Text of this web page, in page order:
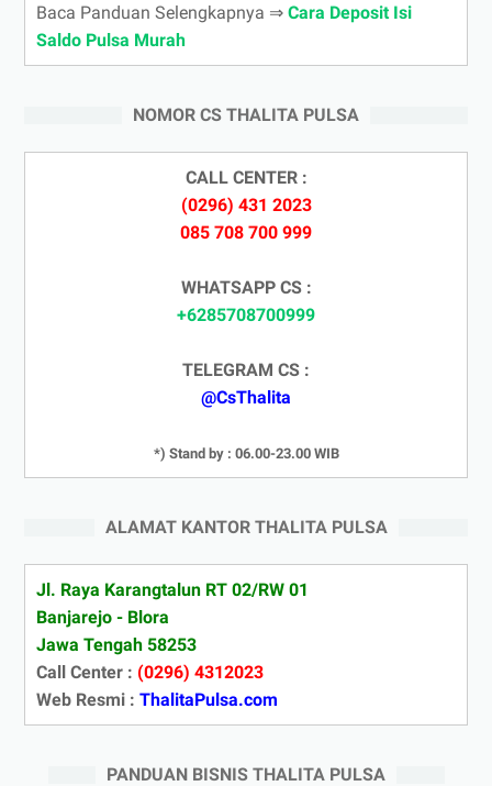
Baca Panduan Selengkapnya ⇒ Cara Deposit Isi
Saldo Pulsa Murah
NOMOR CS THALITA PULSA
CALL CENTER :
(0296) 431 2023
085 708 700 999
WHATSAPP CS :
+6285708700999
TELEGRAM CS :
@CsThalita
*) Stand by : 06.00-23.00 WIB
ALAMAT KANTOR THALITA PULSA
Jl. Raya Karangtalun RT 02/RW 01
Banjarejo - Blora
Jawa Tengah 58253
Call Center : (0296) 4312023
Web Resmi : ThalitaPulsa.com
PANDUAN BISNIS THALITA PULSA